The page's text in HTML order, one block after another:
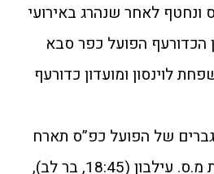
לאחר שנהרג באירועי
הכדורעף הפועל כפר סבא
לוינסון ומועדון כדורעף
של הפועל כפ”ס תארח
ביום שלישי (30/1) את מ.ס. עילבון (18:45, בר לב),